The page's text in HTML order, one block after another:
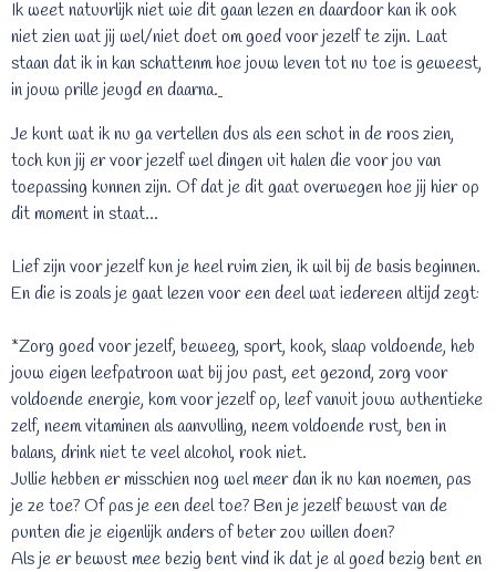
Ik weet natuurlijk niet wie dit gaan lezen en daardoor kan ik ook
niet zien wat jij wel/niet doet om goed voor jezelf te zijn. Laat
staan dat ik in kan schattenm hoe jouw leven tot nu toe is geweest,
in jouw prille jeugd en daarna.
Je kunt wat ik nu ga vertellen dus als een schot in de roos zien,
toch kun jij er voor jezelf wel dingen uit halen die voor jou van
toepassing kunnen zijn. Of dat je dit gaat overwegen hoe jij hier op
dit moment in staat...
Lief zijn voor jezelf kun je heel ruim zien, ik wil bij de basis beginnen.
En die is zoals je gaat lezen voor een deel wat iedereen altijd zegt:
*Zorg goed voor jezelf, beweeg, sport, kook, slaap voldoende, heb
jouw eigen leefpatroon wat bij jou past, eet gezond, zorg voor
voldoende energie, kom voor jezelf op, leef vanuit jouw authentieke
zelf, neem vitaminen als aanvulling, neem voldoende rust, ben in
balans, drink niet te veel alcohol, rook niet.
Jullie hebben er misschien nog wel meer dan ik nu kan noemen, pas
je ze toe? Of pas je een deel toe? Ben je jezelf bewust van de
punten die je eigenlijk anders of beter zou willen doen?
Als je er bewust mee bezig bent vind ik dat je al goed bezig bent en